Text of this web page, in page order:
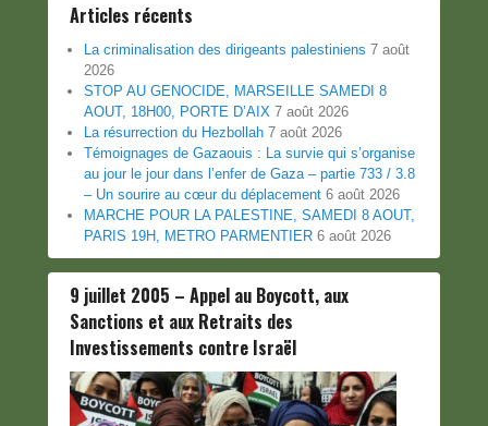
Articles récents
La criminalisation des dirigeants palestiniens 7 août
2026
STOP AU GENOCIDE, MARSEILLE SAMEDI 8
AOUT, 18H00, PORTE D’AIX 7 août 2026
La résurrection du Hezbollah 7 août 2026
Témoignages de Gazaouis : La survie qui s’organise
au jour le jour dans l’enfer de Gaza – partie 733 / 3.8
– Un sourire au cœur du déplacement 6 août 2026
MARCHE POUR LA PALESTINE, SAMEDI 8 AOUT,
PARIS 19H, METRO PARMENTIER 6 août 2026
9 juillet 2005 – Appel au Boycott, aux
Sanctions et aux Retraits des
Investissements contre Israël